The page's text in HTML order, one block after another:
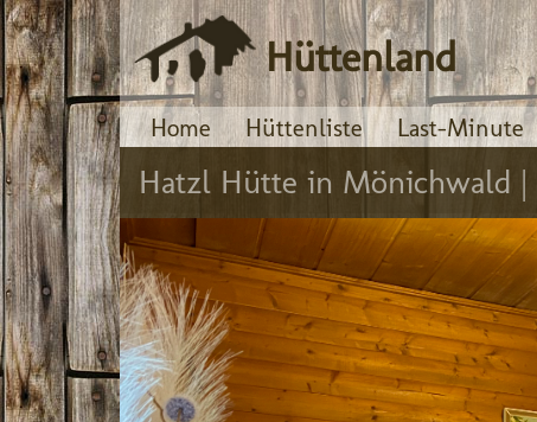
Hüttenland
Home Hüttenliste Last-Minute
Hatzl Hütte in Mönichwald |